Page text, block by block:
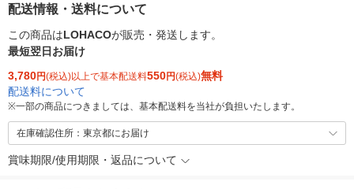
配送情報・送料について
この商品はLOHACOが販売・発送します。
最短翌日お届け
3,780円(税込)以上で基本配送料550円(税込)無料
配送料について
※一部の商品につきましては、基本配送料を当社が負担いたします。
在庫確認住所：東京都にお届け
賞味期限/使用期限・返品について